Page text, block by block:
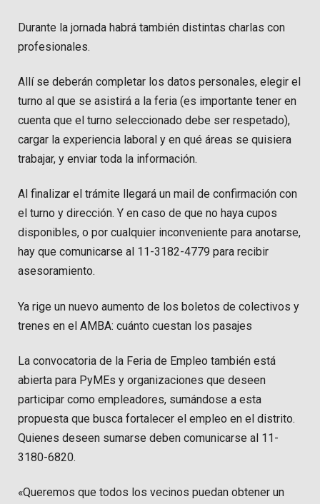
Durante la jornada habrá también distintas charlas con
profesionales.
Allí se deberán completar los datos personales, elegir el
turno al que se asistirá a la feria (es importante tener en
cuenta que el turno seleccionado debe ser respetado),
cargar la experiencia laboral y en qué áreas se quisiera
trabajar, y enviar toda la información.
Al finalizar el trámite llegará un mail de confirmación con
el turno y dirección. Y en caso de que no haya cupos
disponibles, o por cualquier inconveniente para anotarse,
hay que comunicarse al 11-3182-4779 para recibir
asesoramiento.
Ya rige un nuevo aumento de los boletos de colectivos y
trenes en el AMBA: cuánto cuestan los pasajes
La convocatoria de la Feria de Empleo también está
abierta para PyMEs y organizaciones que deseen
participar como empleadores, sumándose a esta
propuesta que busca fortalecer el empleo en el distrito.
Quienes deseen sumarse deben comunicarse al 11-
3180-6820.
«Queremos que todos los vecinos puedan obtener un